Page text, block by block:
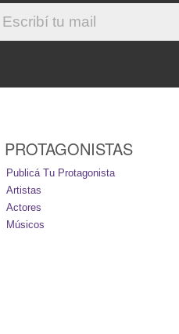
PROTAGONISTAS
Publicá Tu Protagonista
Artistas
Actores
Músicos